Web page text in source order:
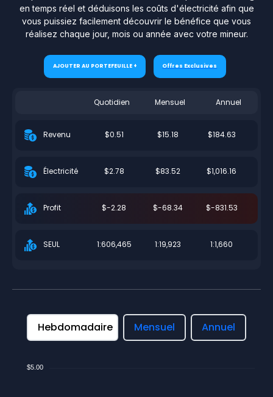
en temps réel et déduisons les coûts d'électricité afin que
vous puissiez facilement découvrir le bénéfice que vous
réalisez chaque jour, mois ou année avec votre mineur.
AJOUTER AU PORTEFEUILLE + Offres Exclusives
Quotidien Mensuel Annuel
Revenu $0.51 $15.18 $184.63
Électricité $2.78 $83.52 $1,016.16
Profit $-2.28 $-68.34 $-831.53
SEUL 1:606,465 1:19,923 1:1,660
Hebdomadaire Mensuel Annuel
$5.00